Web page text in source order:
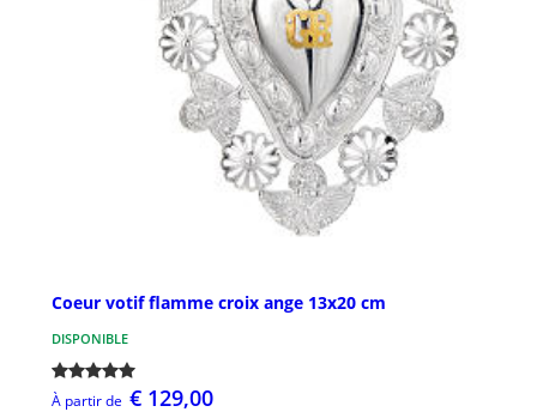
Coeur votif flamme croix ange 13x20 cm
DISPONIBLE
À partir de € 129,00